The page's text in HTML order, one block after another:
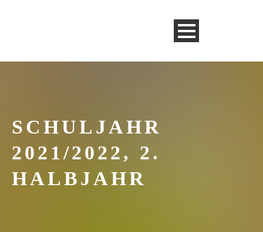
SCHULJAHR
2021/2022, 2.
HALBJAHR